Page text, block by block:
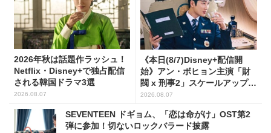
2026年秋は話題作ラッシュ！
Netflix・Disney+で独占配信
される韓国ドラマ3選
2026.08.07
《本日(8/7)Disney+配信開
始》アン・ボヒョン主演「財
閥 x 刑事2」スケールアップし
たFLEX捜査に注目
2026.08.07
SEVENTEEN ドギョム、「恋は命がけ」OST第2
弾に参加！切ないロックバラード披露